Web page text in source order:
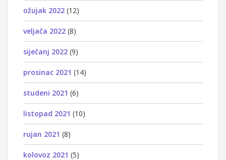
ožujak 2022 (12)
veljača 2022 (8)
siječanj 2022 (9)
prosinac 2021 (14)
studeni 2021 (6)
listopad 2021 (10)
rujan 2021 (8)
kolovoz 2021 (5)